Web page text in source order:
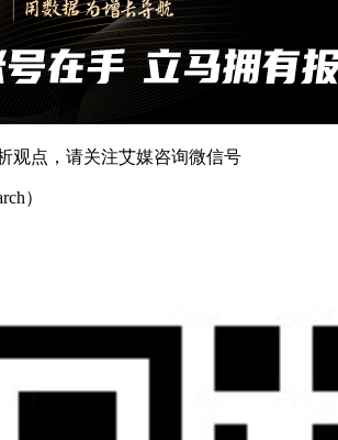
观点，请关注艾媒咨询微信号
）